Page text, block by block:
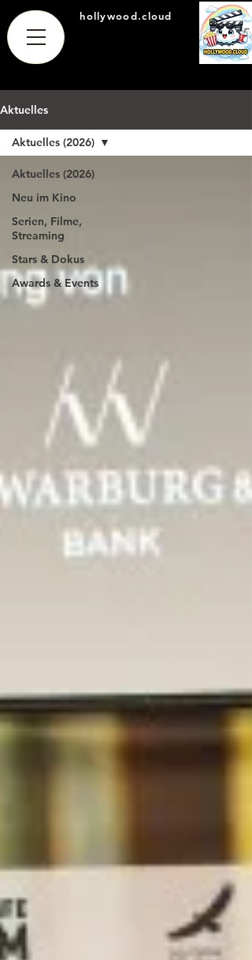
hollywood.cloud
Aktuelles
Aktuelles (2026)
Neu im Kino
Serien, Filme,
Streaming
Stars & Dokus
Awards & Events
Aktuelles (2026)